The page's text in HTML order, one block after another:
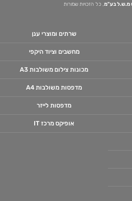
מ.ש.ל בע"מ, כל הזכויות שמורות
שרתים ומוצרי ענן
מחשבים וציוד היקפי
מכונות צילום משולבות A3
מדפסות משולבות A4
מדפסות לייזר
אופיקס מרכז IT